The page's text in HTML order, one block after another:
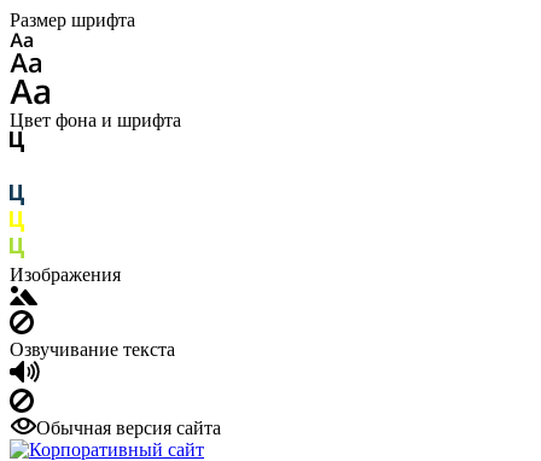
Размер шрифта
Цвет фона и шрифта
Изображения
Озвучивание текста
Обычная версия сайта